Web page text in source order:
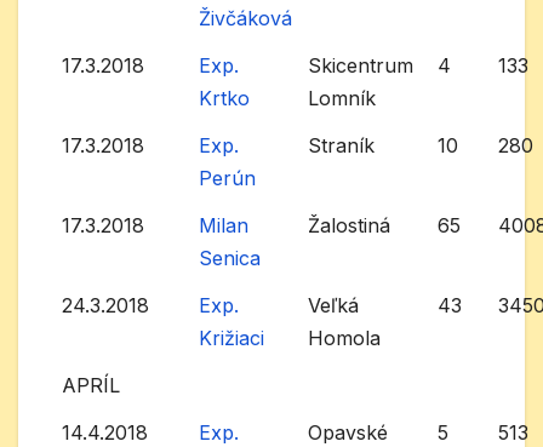
Živčáková
17.3.2018
Exp.
Krtko
Skicentrum
Lomník
4 133
17.3.2018
Exp.
Perún
Straník 10 280
17.3.2018
Milan
Senica
Žalostiná 65
24.3.2018
Exp.
Križiaci
Veľká
Homola
43
APRÍL
14.4.2018
Exp.
Opavské
5 513